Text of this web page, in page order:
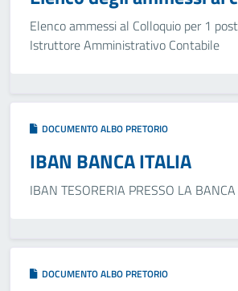
Elenco ammessi al Colloquio per 1
Istruttore Amministrativo Contabile
DOCUMENTO ALBO PRETORIO
IBAN BANCA ITALIA
IBAN TESORERIA PRESSO LA
DOCUMENTO ALBO PRETORIO